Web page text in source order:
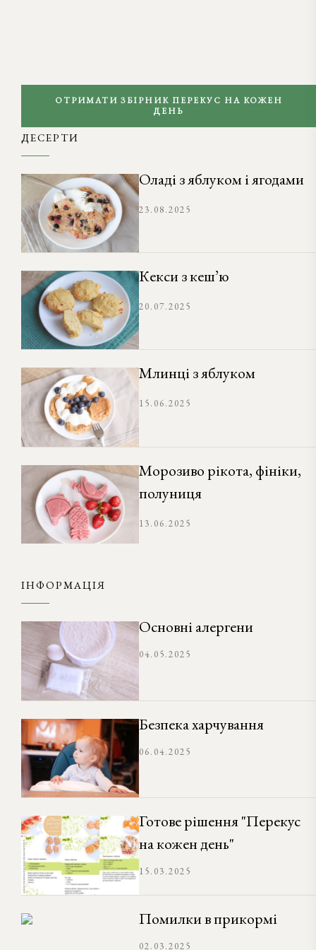
ОТРИМАТИ ЗБІРНИК ПЕРЕКУС НА КОЖЕН
ДЕНЬ
ДЕСЕРТИ
Оладі з яблуком і ягодами
23.08.2025
Кекси з кеш’ю
20.07.2025
Млинці з яблуком
15.06.2025
Морозиво рікота, фініки,
полуниця
13.06.2025
ІНФОРМАЦІЯ
Основні алергени
04.05.2025
Безпека харчування
06.04.2025
Готове рішення "Перекус
на кожен день"
15.03.2025
Помилки в прикормі
02.03.2025